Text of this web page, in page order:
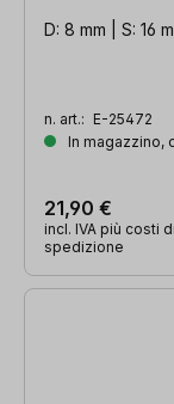
D: 8 mm | S: 16
n. art.: E-25472
In magazzino,
21,90 €
incl. IVA più costi di
spedizione